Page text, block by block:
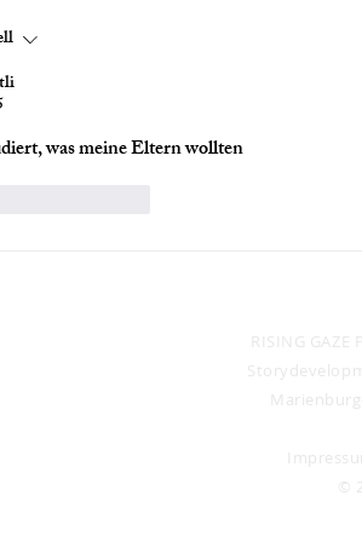
-
was meine Eltern wollten
RISING GAZE
©